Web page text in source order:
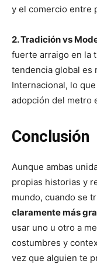
y el comercio entre
2. Tradición vs
fuerte arraigo en la
tendencia global es
Internacional, lo
adopción del metro
Conclusión
Aunque ambas
propias historias y
mundo, cuando se
claramente más
usar uno u otro a
costumbres y
vez que alguien te